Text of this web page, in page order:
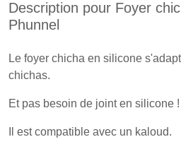
Description pour Foyer
Phunnel
Le foyer chicha en silicone
chichas.
Et pas besoin de joint en silicone !
Il est compatible avec un kaloud.